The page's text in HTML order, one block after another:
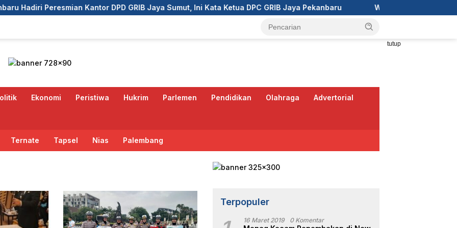
DPD GRIB Jaya Sumut, Ini Kata Ketua DPC GRIB Jaya Pekanbaru Wali Kota Pekanbaru Ajak RT/RW Tinggalkan
tutup
Ekonomi Peristiwa Hukrim Parlemen Pendidikan Olahraga Advertorial
Ternate Tapsel Nias Palembang
Terpopuler
16 Maret 2019 0 Komentar